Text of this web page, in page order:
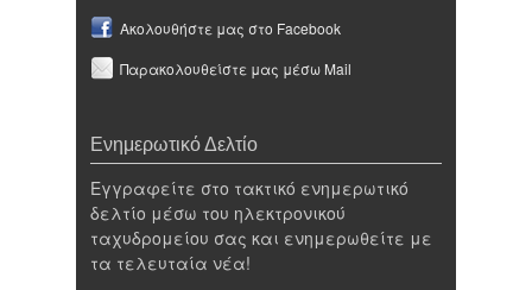
Ακολουθήστε μας στο Facebook
Παρακολουθείστε μας μέσω Mail
Ενημερωτικό Δελτίο
Εγγραφείτε στο τακτικό ενημερωτικό
δελτίο μέσω του ηλεκτρονικού
ταχυδρομείου σας και ενημερωθείτε με
τα τελευταία νέα!